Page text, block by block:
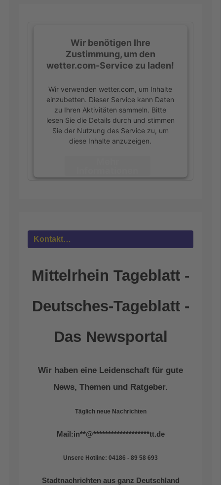
Wir benötigen Ihre
Zustimmung, um den
wetter.com-Service zu laden!
Wir verwenden wetter.com, um Inhalte
einzubetten. Dieser Service kann Daten
zu Ihren Aktivitäten sammeln. Bitte
lesen Sie die Details durch und stimmen
Sie der Nutzung des Service zu, um
diese Inhalte anzuzeigen.
Kontakt…
Mittelrhein Tageblatt -
Deutsches-Tageblatt -
Das Newsportal
Wir haben eine Leidenschaft für gute
News, Themen und Ratgeber.
Täglich neue Nachrichten
Mail:in**@*******************tt.de
Unsere Hotline: 04186 - 89 58 693
Stadtnachrichten aus ganz Deutschland